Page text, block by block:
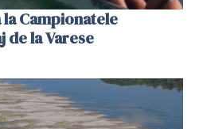
Campionatele
de la Varese